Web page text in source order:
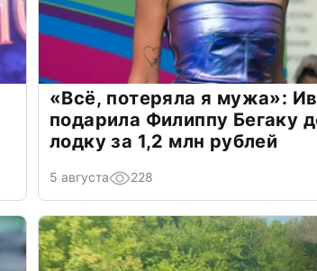
«Всё, потеряла я мужа»:
подарила Филиппу Бегаку
лодку за 1,2 млн рублей
5 августа 228